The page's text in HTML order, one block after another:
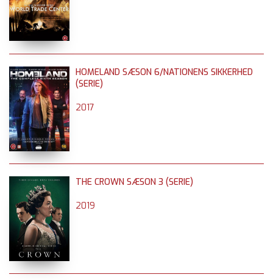
HOMELAND SÆSON 6/NATIONENS SIKKERHED
(SERIE)
2017
THE CROWN SÆSON 3 (SERIE)
2019